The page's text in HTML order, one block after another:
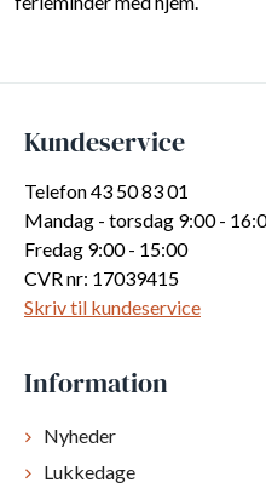
Kundeservice
Telefon 43 50 83 01
Mandag - torsdag 9:00 -
Fredag 9:00 - 15:00
CVR nr: 17039415
Skriv til kundeservice
Information
Nyheder
Lukkedage